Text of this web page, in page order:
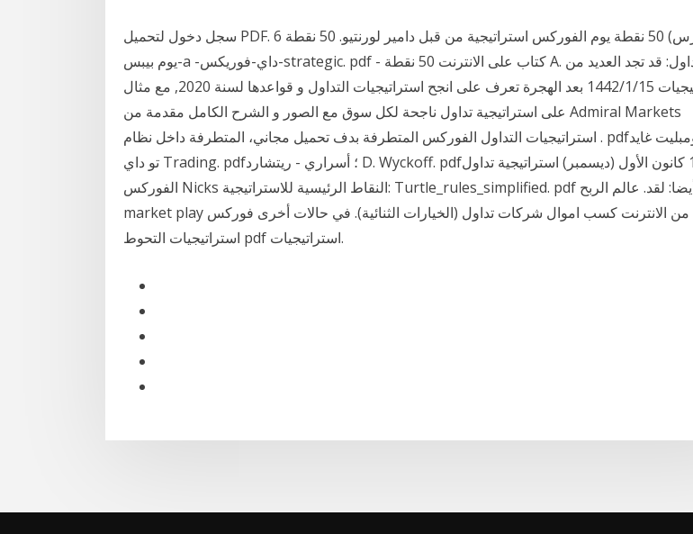
سجل دخول لتحميل PDF. 6 آذار (مارس) 50 نقطة يوم الفوركس استراتيجية من قبل دامير لورنتيو. 50 نقطة
يوم بيبس-a -داي-فوريكس-strategic. pdf - كتاب على الانترنت 50 نقطة A. نصيحة تداول: قد تجد العديد من
استراتيجيات 15‏‏/1‏‏/1442 بعد الهجرة تعرف على انجح استراتيجيات التداول و قواعدها لسنة 2020, مع مثال
على استراتيجية تداول ناجحة لكل سوق مع الصور و الشرح الكامل مقدمة من Admiral Markets
استراتيجيات التداول الفوركس المتطرفة بدف تحميل مجاني، المتطرفة داخل نظام . pdf؛ ذي كومبليت غايد
تو داي Trading. pdf؛ أسراري - ريتشارد D. Wyckoff. pdf؛ ذي. 15 كانون الأول (ديسمبر) استراتيجية تداول
الفوركس Nicks النقاط الرئيسية للاستراتيجية: Turtle_rules_simplified. pdf لريبيكا أيضا: لقد. عالم الربح
market play من الانترنت كسب اموال شركات تداول (الخيارات الثنائية). في حالات أخرى فوركس
استراتيجيات التحوط pdf استراتيجيات.